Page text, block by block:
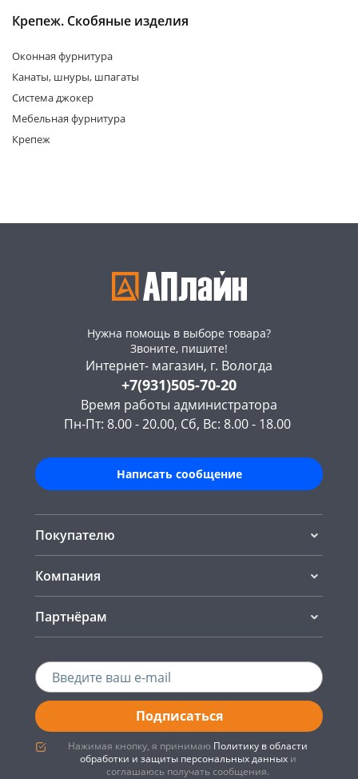
Крепеж. Скобяные изделия
Оконная фурнитура
Канаты, шнуры, шпагаты
Система джокер
Мебельная фурнитура
Крепеж
Нужна помощь в выборе товара?
Звоните, пишите!
Интернет- магазин, г. Вологда
+7(931)505-70-20
Время работы администратора
Пн-Пт: 8.00 - 20.00, Сб, Вс: 8.00 - 18.00
Написать сообщение
Покупателю
Компания
Партнёрам
Подписаться
Нажимая кнопку, я принимаю Политику в области
обработки и защиты персональных данныхи
соглашаюсь получать сообщения.